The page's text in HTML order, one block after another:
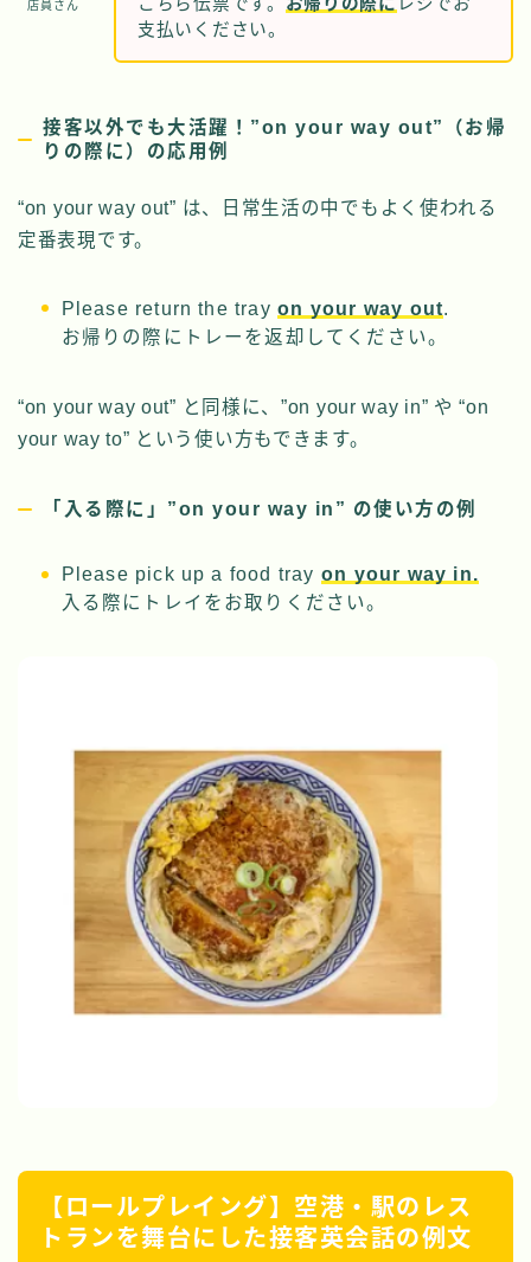
店員さん
こちら伝票です。 お帰りの際に レジでお
支払いください。
接客以外でも大活躍！”on your way out”（お帰
りの際に）の応用例
“on your way out” は、日常生活の中でもよく使われる
定番表現です。
Please return the trayon your way out.
お帰りの際にトレーを返却してください。
“on your way out” と同様に、”on your way in” や “on
your way to” という使い方もできます。
「入る際に」”on your way in” の使い方の例
Please pick up a food tray on your way in.
入る際にトレイをお取りください。
【ロールプレイング】空港・駅のレス
トランを舞台にした接客英会話の例文